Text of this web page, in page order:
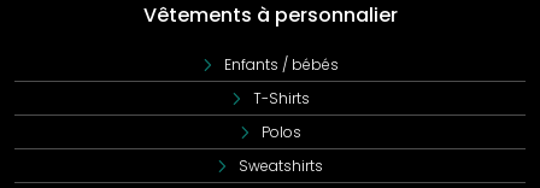
Vêtements à personnalier
Enfants / bébés
T-Shirts
Polos
Sweatshirts